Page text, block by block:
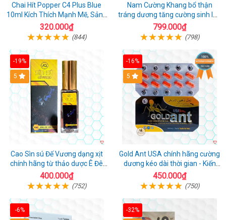
Chai Hít Popper C4 Plus Blue
10ml Kích Thích Mạnh Mẽ, Sảng
Khoái
320.000₫
(844)
Nam Cường Khang bổ thận
tráng dương tăng cường sinh lực
nam
799.000₫
(798)
-19%
5
Cao Sìn sú Đế Vương dạng xịt
chính hãng từ thảo dược Ê Đê
Việt Nam
400.000₫
(752)
-16%
5
Gold Ant USA chính hãng cường
dương kéo dài thời gian - Kiến
Vàng Đen Tây Tạng
450.000₫
(750)
-6% -32%